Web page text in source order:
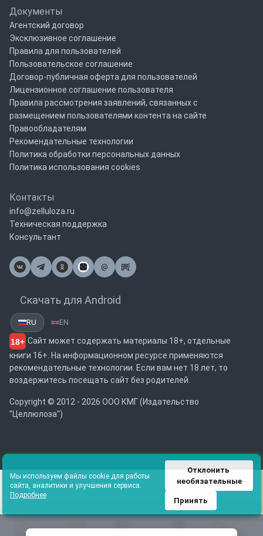
Документы
Агентский договор
Эксклюзивное соглашение
Правила для пользователей
Пользовательское соглашение
Договор-публичная оферта для пользователей
Лицензионное соглашение пользователя
Правила рассмотрения заявлений, связанных с
размещением пользователями контента на сайте
Правообладателям
Рекомендательные технологии
Политика обработки персональных данных
Политика использования cookies
Контакты
info@zelluloza.ru
Техническая поддержка
Консультант
@
Почта
Скачать для Android
RU EN
18+ Сайт может содержать материалы 18+, отдельные
книги 16+. На информационном ресурсе применяются
рекомендательные технологии. Если вам нет 18 лет, то
воздержитесь посещать сайт без родителей.
Copyright © 2012 - 2026 ООО КМГ (Издательство
"Целлюлоза")
Мы используем файлы cookie для работы
сайта, аналитики и улучшения сервиса.
Подробнее
Отклонить
необязательные
Принять